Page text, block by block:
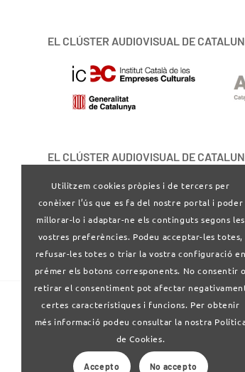
EL CLÚSTER AUDIOVISUAL DE
EL CLÚSTER AUDIOVISUAL DE
Via Laietana 32-34 4ª planta .
Utilitzem cookies pròpies i de tercers per
conèixer l’ús que es fa del nostre portal i poder
millorar-lo i adaptar-ne els continguts segons les
vostres preferències. Podeu acceptar-les totes,
refusar-les totes o triar la vostra configuració en
prémer els botons corresponents. No consentir o
retirar el consentiment pot afectar
certes característiques i funcions. Per obtenir
més informació podeu consultar la nostra
de Cookies.
Accepto No accepto